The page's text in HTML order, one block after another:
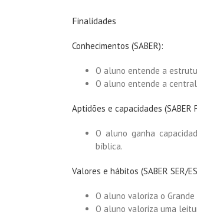
Finalidades
Conhecimentos (SABER):
O aluno entende a
O aluno entende a
Aptidões e capacidades (SABER
O aluno ganha
bíblica.
Valores e hábitos (SABER SER/
O aluno valoriza o
O aluno valoriza uma